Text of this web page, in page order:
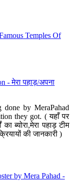
Temples Of
- मेरा पहाड़/अपना
by MeraPahad
they got. ( यहाँ पर
का ब्योरा,मेरा पहाड़ टीम
की जानकारी )
by Mera Pahad -